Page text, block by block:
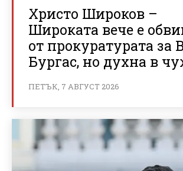
Христо Широков –
Широката вече е
от прокуратурата за
Бургас, но духна в
ПЕТЪК, 7 АВГУСТ 2026